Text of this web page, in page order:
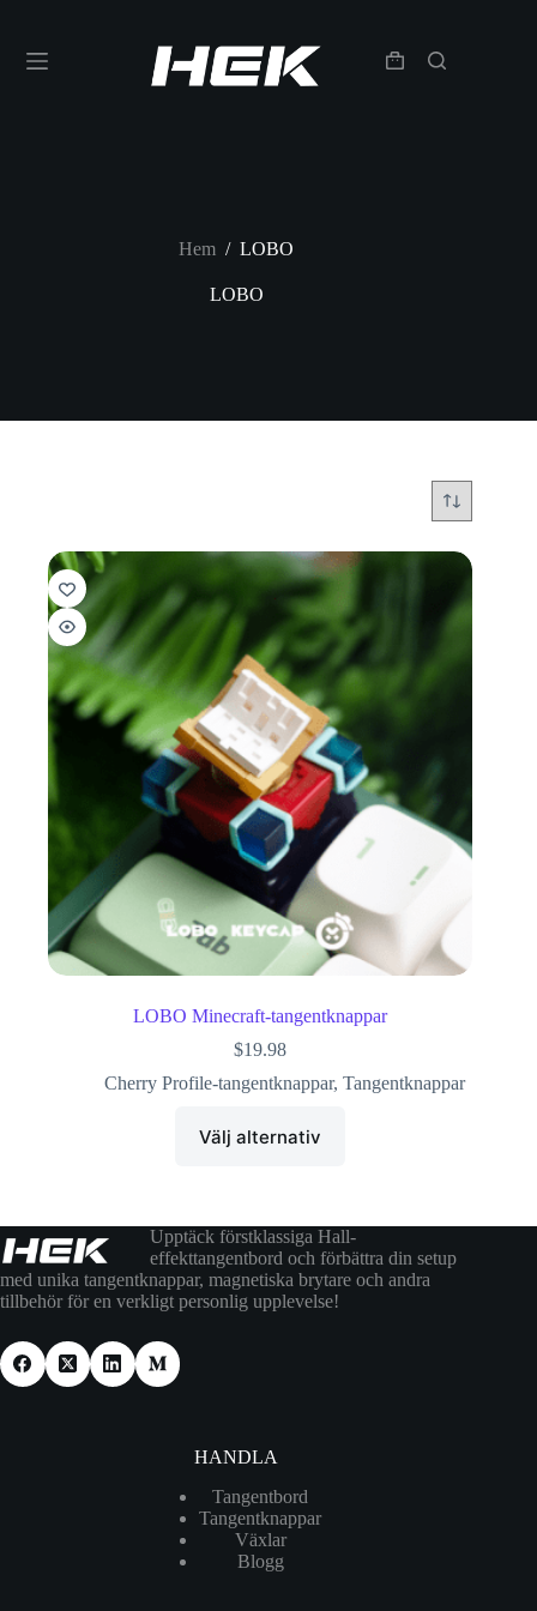
Hem / LOBO
LOBO
LOBO Minecraft-tangentknappar
$19.98
Cherry Profile-tangentknappar, Tangentknappar
Välj alternativ
Upptäck förstklassiga Hall-
effekttangentbord och förbättra din setup
med unika tangentknappar, magnetiska brytare och andra
tillbehör för en verkligt personlig upplevelse!
HANDLA
Tangentbord
Tangentknappar
Växlar
Blogg